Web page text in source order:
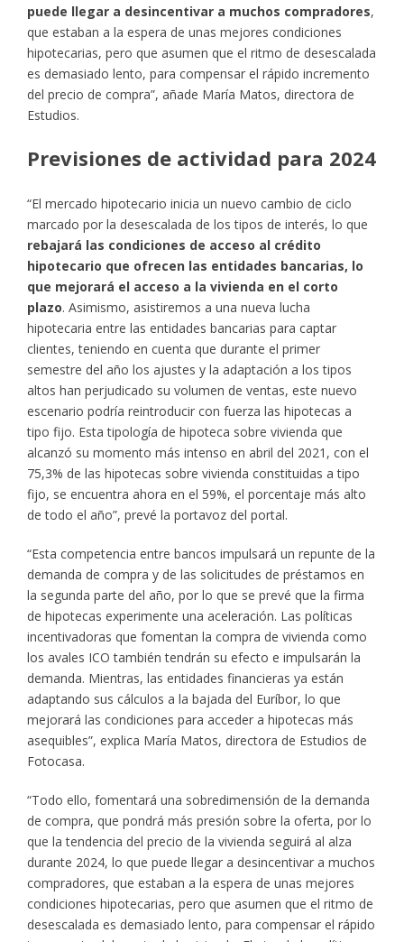
puede llegar a desincentivar a muchos compradores,
que estaban a la espera de unas mejores condiciones
hipotecarias, pero que asumen que el ritmo de desescalada
es demasiado lento, para compensar el rápido incremento
del precio de compra”, añade María Matos, directora de
Estudios.
Previsiones de actividad para 2024
“El mercado hipotecario inicia un nuevo cambio de ciclo
marcado por la desescalada de los tipos de interés, lo que
rebajará las condiciones de acceso al crédito
hipotecario que ofrecen las entidades bancarias, lo
que mejorará el acceso a la vivienda en el corto
plazo. Asimismo, asistiremos a una nueva lucha
hipotecaria entre las entidades bancarias para captar
clientes, teniendo en cuenta que durante el primer
semestre del año los ajustes y la adaptación a los tipos
altos han perjudicado su volumen de ventas, este nuevo
escenario podría reintroducir con fuerza las hipotecas a
tipo fijo. Esta tipología de hipoteca sobre vivienda que
alcanzó su momento más intenso en abril del 2021, con el
75,3% de las hipotecas sobre vivienda constituidas a tipo
fijo, se encuentra ahora en el 59%, el porcentaje más alto
de todo el año”, prevé la portavoz del portal.
“Esta competencia entre bancos impulsará un repunte de la
demanda de compra y de las solicitudes de préstamos en
la segunda parte del año, por lo que se prevé que la firma
de hipotecas experimente una aceleración. Las políticas
incentivadoras que fomentan la compra de vivienda como
los avales ICO también tendrán su efecto e impulsarán la
demanda. Mientras, las entidades financieras ya están
adaptando sus cálculos a la bajada del Euríbor, lo que
mejorará las condiciones para acceder a hipotecas más
asequibles”, explica María Matos, directora de Estudios de
Fotocasa.
“Todo ello, fomentará una sobredimensión de la demanda
de compra, que pondrá más presión sobre la oferta, por lo
que la tendencia del precio de la vivienda seguirá al alza
durante 2024, lo que puede llegar a desincentivar a muchos
compradores, que estaban a la espera de unas mejores
condiciones hipotecarias, pero que asumen que el ritmo de
desescalada es demasiado lento, para compensar el rápido